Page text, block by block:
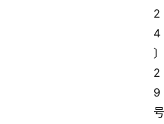
2
4
〕
2
9
号